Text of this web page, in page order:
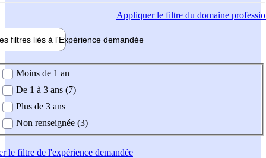
Appliquerle filtre du domaine
filtres liés à l'Expérience demandée
demandée
Moins de 1 an
De 1 à 3 ans (7)
Plus de 3 ans
Non renseignée (3)
le filtre de l'expérience demandée